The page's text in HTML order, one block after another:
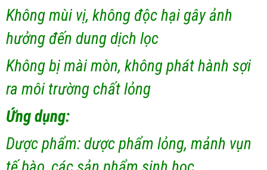
Không mùi vị, không độc hại gây ảnh
hưởng đến dung dịch lọc
Không bị mài mòn, không phát hành sợi
ra môi trường chất lỏng
Ứng dụng:
Dược phẩm: dược phẩm lỏng, mảnh vụn